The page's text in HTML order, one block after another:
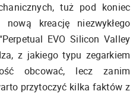
tuż pod koniec
nową kreację niezwykłego
EVO Silicon Valley
z jakiego typu zegarkiem
obcować, lecz zanim
przytoczyć kilka faktów z